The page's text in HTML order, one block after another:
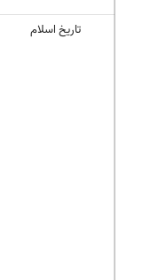
تاریخ اسلام